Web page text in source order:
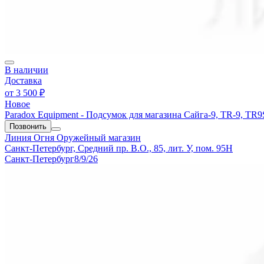
В наличии
Доставка
от 3 500 ₽
Новое
Paradox Equipment - Подсумок для магазина Сайга-9, TR-9,
Позвонить
Линия Огня Оружейный магазин
Санкт-Петербург, Средний пр. В.О., 85, лит. У, пом. 95Н
Санкт-Петербург8/9/26